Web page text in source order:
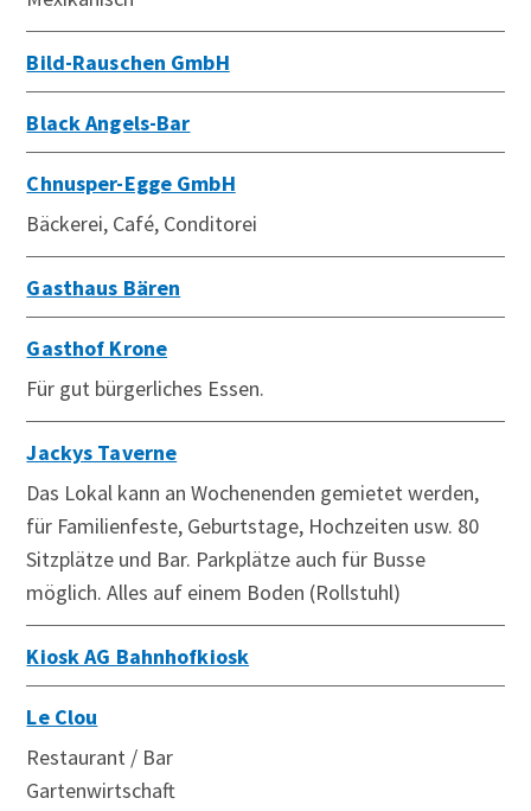
Bild-Rauschen GmbH
Black Angels-Bar
Chnusper-Egge GmbH
Bäckerei, Café, Conditorei
Gasthaus Bären
Gasthof Krone
Für gut bürgerliches Essen.
Jackys Taverne
Das Lokal kann an Wochenenden gemietet werden,
für Familienfeste, Geburtstage, Hochzeiten usw. 80
Sitzplätze und Bar. Parkplätze auch für Busse
möglich. Alles auf einem Boden (Rollstuhl)
Kiosk AG Bahnhofkiosk
Le Clou
Restaurant / Bar
Gartenwirtschaft